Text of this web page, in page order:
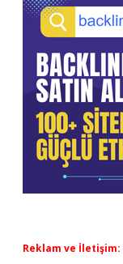
Reklam ve İletişim: